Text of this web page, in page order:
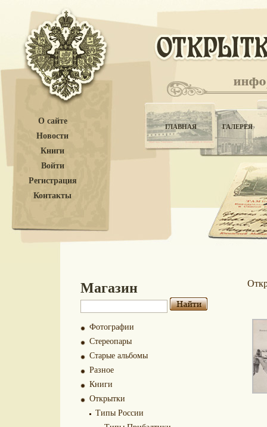
О сайте
Новости
Книги
Войти
Регистрация
Контакты
ГЛАВНАЯ ГАЛЕРЕЯ
Магазин
Фотографии
Стереопары
Старые альбомы
Разное
Книги
Открытки
Типы России